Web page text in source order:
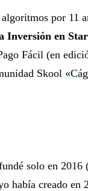
por 11
Inversión en
Fácil (en
Skool
solo en 2016
había creado en